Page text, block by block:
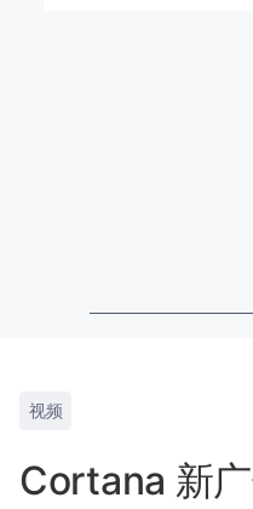
视频
Cortana 新